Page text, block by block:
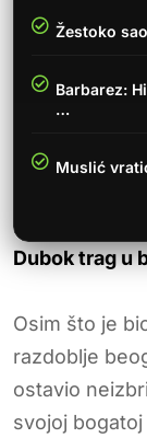
Žestoko
Barbarez:
…
Muslić
Dubok trag u
Osim što je
razdoblje
ostavio
svojoj